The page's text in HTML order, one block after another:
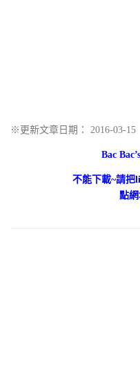
※更新文章日期： 2016-03-15
Bac
不能下載~請把
點